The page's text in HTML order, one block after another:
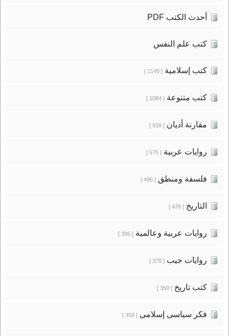
أحدث الكتب PDF
كتب علم النفس
كتب إسلامية[ 1149 ]
كتب متنوعة[ 1084 ]
مقارنة أديان[ 939 ]
روايات عربية[ 575 ]
فلسفة ومنطق[ 496 ]
التاريخ[ 478 ]
روايات عربية وعالمية[ 395 ]
روايات جيب[ 378 ]
كتب تاريخ[ 359 ]
فكر سياسى إسلامى[ 356 ]